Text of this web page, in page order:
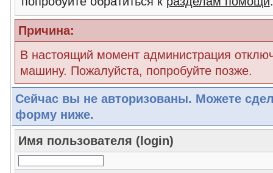
Причина:
В настоящий момент администрация
машину. Пожалуйста, попробуйте позже.
Сейчас вы не авторизованы. Можете
форму ниже.
Имя пользователя (login)